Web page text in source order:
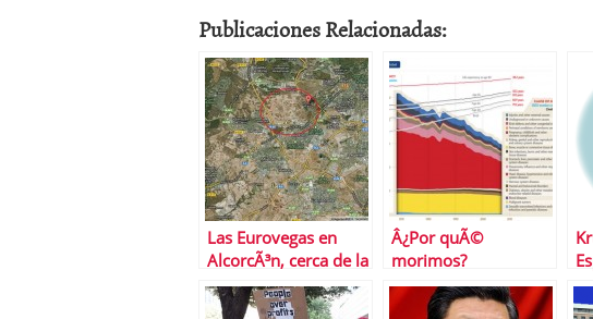
Publicaciones Relacionadas:
Las Eurovegas en
AlcorcÃ³n, cerca de la
ciudad financiera del
Santander
Â¿Por quÃ©
morimos?
si